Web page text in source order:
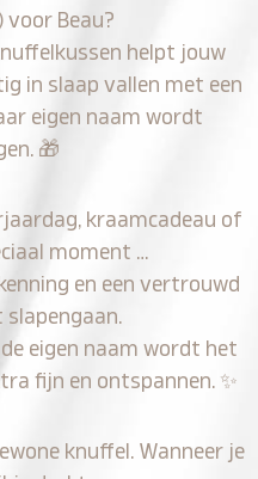
Beau?
helpt jouw
in slaap vallen met een
eigen naam wordt
🎁
kraamcadeau of
moment …
en een vertrouwd
slapengaan.
eigen naam wordt het
fijn en ontspannen. ✨
knuffel. Wanneer je